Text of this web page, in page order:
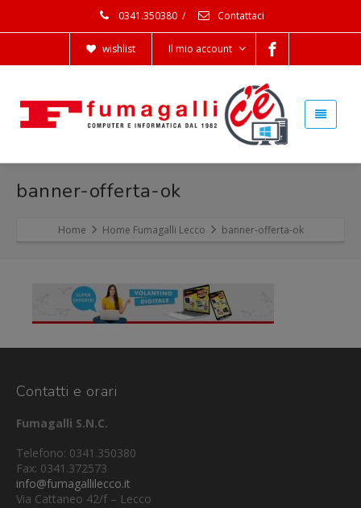
0341.350380 / Contattaci
wishlist Il mio account
banner-offerta-ok
Home Home Fumagalli Lecco banner-offerta-ok
Contatti e orari
Fumagalli S.N.C.
Telefono: 0341.350380
Fax: 0341.372573
info@fumagallilecco.it
Via Cattaneo 42/f – Lecco